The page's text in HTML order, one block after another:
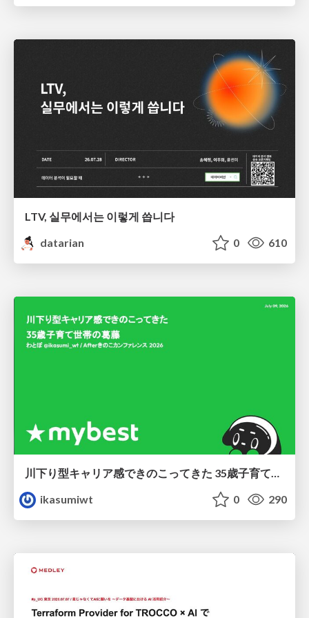
LTV, 실무에서는 이렇게 씁니다
datarian
0 610
川下り型キャリア感できのこってきた 35歳子育て世帯の葛藤
ikasumiwt
0 290